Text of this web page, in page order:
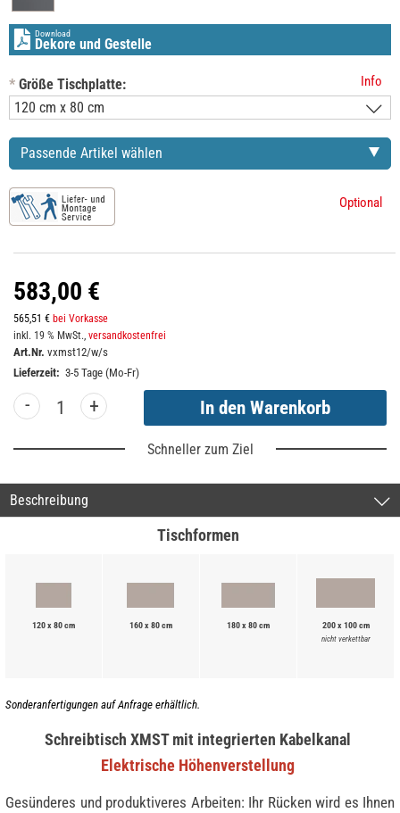
Download
Dekore und Gestelle
* Größe Tischplatte: Info
Passende Artikel wählen
Optional
583,00 €
565,51 € bei Vorkasse
inkl. 19 % MwSt., versandkostenfrei
Art.Nr. vxmst12/w/s
Lieferzeit: 3-5 Tage (Mo-Fr)
- +
Schneller zum Ziel
Beschreibung
Tischformen
120 x 80 cm 160 x 80 cm 180 x 80 cm 200 x 100 cm
nicht verkettbar
Sonderanfertigungen auf Anfrage erhältlich.
Schreibtisch XMST mit integrierten Kabelkanal
Elektrische Höhenverstellung
Gesünderes und produktiveres Arbeiten: Ihr Rücken wird es Ihnen